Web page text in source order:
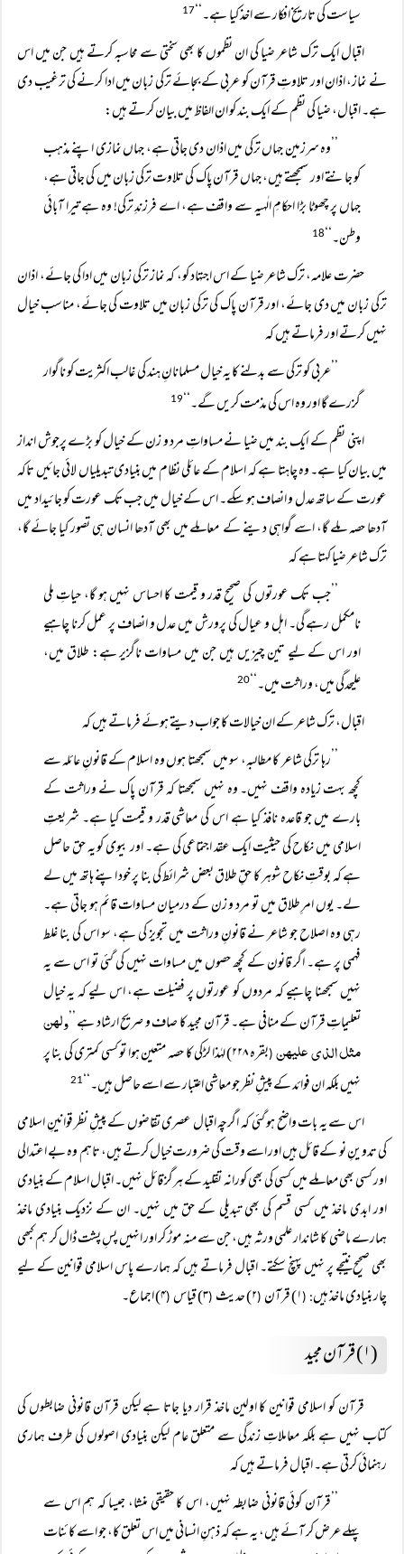
سیاست کی تاریخ افکار سے اخذ کیا ہے۔‘‘
17
اقبال ایک ترک شاعر ضیا کی ان نظموں کا بھی سختی سے محاسبہ کرتے ہیں جن میں اس
نے نماز، اذان اور تلاوتِ قرآن کو عربی کے بجائے ترکی زبان میں ادا کرنے کی ترغیب دی
ہے۔ اقبال، ضیا کی نظم کے ایک بند کو ان الفاظ میں بیان کرتے ہیں:
’’وہ سرزمین جہاں ترکی میں اذان دی جاتی ہے، جہاں نمازی اپنے مذہب
کو جانتے اور سمجھتے ہیں، جہاں قرآن پاک کی تلاوت ترکی زبان میں کی جاتی ہے،
جہاں پر چھوٹا بڑا احکامِ الٰہیہ سے واقف ہے، اے فرزندِ ترکی! وہ ہے تیرا آبائی
وطن۔‘‘
18
حضرت علامہ، ترک شاعر ضیا کے اس اجتہاد کو، کہ نماز ترکی زبان میں ادا کی جائے، اذان
ترکی زبان میں دی جائے، اور قرآن پاک کی ترکی زبان میں تلاوت کی جائے، مناسب خیال
نہیں کرتے اور فرماتے ہیں کہ
’’عربی کو ترکی سے بدلنے کا یہ خیال مسلمانانِ ہند کی غالب اکثریت کو ناگوار
گزرے گا اور وہ اس کی مذمت کریں گے۔‘‘
19
اپنی نظم کے ایک بند میں ضیا نے مساواتِ مرد و زن کے خیال کو بڑے پرجوش انداز
میں بیان کیا ہے۔ وہ چاہتا ہے کہ اسلام کے عائلی نظام میں بنیادی تبدیلیاں لائی جائیں تاکہ
عورت کے ساتھ عدل و انصاف ہو سکے۔ اس کے خیال میں جب تک عورت کو جائیداد میں
آدھا حصہ ملے گا، اسے گواہی دینے کے معاملے میں بھی آدھا انسان ہی تصور کیا جائے گا،
ترک شاعر ضیا کہتا ہے کہ
’’جب تک عورتوں کی صحیح قدر و قیمت کا احساس نہیں ہو گا، حیاتِ ملی
نامکمل رہے گی۔ اہل و عیال کی پرورش میں عدل و انصاف پر عمل کرنا چاہیے
اور اس کے لیے تین چیزیں ہیں جن میں مساوات ناگزیر ہے: طلاق میں،
علیحدگی میں، وراثت میں۔‘‘
20
اقبال، ترک شاعر کے ان خیالات کا جواب دیتے ہوئے فرماتے ہیں کہ
’’رہا ترکی شاعر کا مطالبہ، سو میں سمجھتا ہوں وہ اسلام کے قانونِ عائلہ سے
کچھ بہت زیادہ واقف نہیں۔ وہ نہیں سمجھتا کہ قرآن پاک نے وراثت کے
بارے میں جو قاعدہ نافذ کیا ہے اس کی معاشی قدر و قیمت کیا ہے۔ شریعتِ
اسلامی میں نکاح کی حیثیت ایک عقد اجتماعی کی ہے۔ اور بیوی کو یہ حق حاصل
ہے کہ بوقتِ نکاح شوہر کا حقِ طلاق بعض شرائط کی بنا پر خود اپنے ہاتھ میں لے
لے۔ یوں امرِ طلاق میں تو مرد و زن کے درمیان مساوات قائم ہو جاتی ہے۔
رہی وہ اصلاح جو شاعر نے قانونِ وراثت میں تجویز کی ہے، سو اس کی بنا غلط
فہمی پر ہے۔ اگر قانون کے کچھ حصوں میں مساوات نہیں کی گئی تو اس سے یہ
نہیں سمجھنا چاہیے کہ مردوں کو عورتوں پر فضیلت ہے، اس لیے کہ یہ خیال
تعلیماتِ قرآن کے منافی ہے۔ قرآن مجید کا صاف و صریح ارشاد ہے ’’ولھن
مثل الذی علیھن(
بقرہ ۲۲۸) لہٰذا لڑکی کا حصہ متعین ہوا تو کسی کمتری کی بنا پر
نہیں بلکہ ان فوائد کے پیشِ نظر جو معاشی اعتبار سے اسے حاصل ہیں۔‘‘
21
اس سے یہ بات واضح ہو گئی کہ اگرچہ اقبال عصری تقاضوں کے پیشِ نظر قوانینِ اسلامی
کی تدوینِ نو کے قائل ہیں اور اسے وقت کی ضرورت خیال کرتے ہیں، تاہم وہ بے اعتدالی
اور کسی بھی معاملے میں کسی کی بھی کورانہ تقلید کے ہرگز قائل نہیں۔ اقبال اسلام کے بنیادی
اور ابدی ماخذ میں کسی قسم کی بھی تبدیلی کے حق میں نہیں۔ ان کے نزدیک بنیادی ماخذ
ہمارے ماضی کا شاندار علمی ورثہ ہیں، جن سے منہ موڑ کر اور انہیں پسِ پشت ڈال کر ہم کبھی
بھی صحیح نتیجے پر نہیں پہنچ سکتے۔ اقبال فرماتے ہیں کہ ہمارے پاس اسلامی قوانین کے لیے
چار بنیادی ماخذ ہیں: (۱) قرآن (۲) حدیث (۳) قیاس (۴) اجماع۔
(۱) قرآن مجید
قرآن کو اسلامی قوانین کا اولین ماخذ قرار دیا جاتا ہے لیکن قرآن قانونی ضابطوں کی
کتاب نہیں ہے بلکہ معاملاتِ زندگی سے متعلق عام لیکن بنیادی اصولوں کی طرف ہماری
رہنمائی کرتی ہے۔ اقبال فرماتے ہیں کہ
’’قرآن کوئی قانونی ضابطہ نہیں، اس کا حقیقی منشا، جیسا کہ ہم اس سے
پہلے عرض کر آئے ہیں، یہ ہے کہ ذہنِ انسانی میں اس تعلق کا، جو اسے کائنات